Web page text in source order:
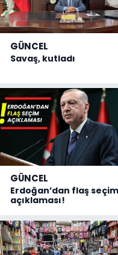
GÜNCEL
Savaş, kutladı
GÜNCEL
Erdoğan’dan flaş seçim
açıklaması!